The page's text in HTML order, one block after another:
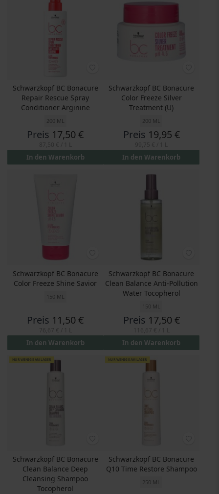
Schwarzkopf BC Bonacure
Repair Rescue Spray
Conditioner Arginine
200 ML
Preis 17,50 €
In den Warenkorb
Schwarzkopf BC Bonacure
Color Freeze Silver
Treatment (U)
200 ML
Preis 19,95 €
In den Warenkorb
Schwarzkopf BC Bonacure
Color Freeze Shine Savior
150 ML
Preis 11,50 €
In den Warenkorb
Schwarzkopf BC Bonacure
Clean Balance Anti-Pollution
Water Tocopherol
150 ML
Preis 17,50 €
In den Warenkorb
NUR WENIGE AM LAGER
Schwarzkopf BC Bonacure
Clean Balance Deep
Cleansing Shampoo
Tocopherol
NUR WENIGE AM LAGER
Schwarzkopf BC Bonacure
Q10 Time Restore Shampoo
250 ML